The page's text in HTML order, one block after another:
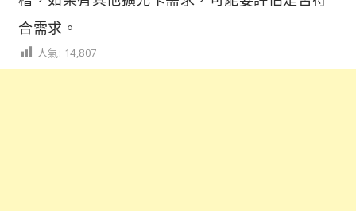
合需求。
人氣: 14,807